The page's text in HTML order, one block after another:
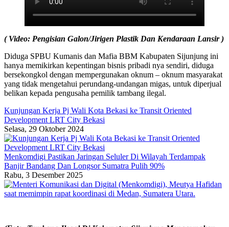
( Video: Pengisian Galon/Jirigen Plastik Dan Kendaraan Lansir )
Diduga SPBU Kumanis dan Mafia BBM Kabupaten Sijunjung ini
hanya memikirkan kepentingan bisnis pribadi nya sendiri, diduga
bersekongkol dengan mempergunakan oknum – oknum masyarakat
yang tidak mengetahui perundang-undangan migas, untuk diperjual
belikan kepada pengusaha pemilik tambang ilegal.
Kunjungan Kerja Pj Wali Kota Bekasi ke Transit Oriented
Development LRT City Bekasi
Selasa, 29 Oktober 2024
Menkomdigi Pastikan Jaringan Seluler Di Wilayah Terdampak
Banjir Bandang Dan Longsor Sumatra Pulih 90%
Rabu, 3 Desember 2025